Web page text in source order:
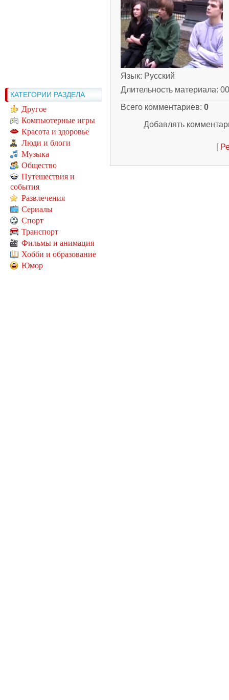
КАТЕГОРИИ РАЗДЕЛА
Другое
Компьютерные игры
Красота и здоровье
Люди и блоги
Музыка
Общество
Путешествия и
события
Развлечения
Сериалы
Спорт
Транспорт
Фильмы и анимация
Хобби и образование
Юмор
Язык: Русский
Длительность материала:
Всего комментариев: 0
Добавлять
[